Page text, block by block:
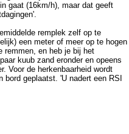
gaat (16km/h), maar dat geeft
remplek zelf op te
een meter of meer op te hogen
remmen, en heb je bij het
kuub zand eronder en opeens
Voor de herkenbaarheid wordt
bord geplaatst. 'U nadert een RSI